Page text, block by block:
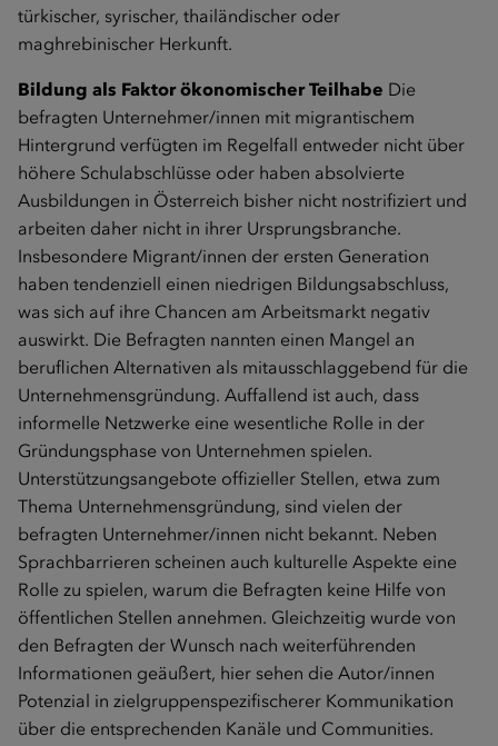
türkischer, syrischer, thailändischer oder
maghrebinischer Herkunft.
Bildung als Faktor ökonomischer Teilhabe Die
befragten Unternehmer/innen mit migrantischem
Hintergrund verfügten im Regelfall entweder nicht über
höhere Schulabschlüsse oder haben absolvierte
Ausbildungen in Österreich bisher nicht nostrifiziert und
arbeiten daher nicht in ihrer Ursprungsbranche.
Insbesondere Migrant/innen der ersten Generation
haben tendenziell einen niedrigen Bildungsabschluss,
was sich auf ihre Chancen am Arbeitsmarkt negativ
auswirkt. Die Befragten nannten einen Mangel an
beruflichen Alternativen als mitausschlaggebend für die
Unternehmensgründung. Auffallend ist auch, dass
informelle Netzwerke eine wesentliche Rolle in der
Gründungsphase von Unternehmen spielen.
Unterstützungsangebote offizieller Stellen, etwa zum
Thema Unternehmensgründung, sind vielen der
befragten Unternehmer/innen nicht bekannt. Neben
Sprachbarrieren scheinen auch kulturelle Aspekte eine
Rolle zu spielen, warum die Befragten keine Hilfe von
öffentlichen Stellen annehmen. Gleichzeitig wurde von
den Befragten der Wunsch nach weiterführenden
Informationen geäußert, hier sehen die Autor/innen
Potenzial in zielgruppenspezifischerer Kommunikation
über die entsprechenden Kanäle und Communities.